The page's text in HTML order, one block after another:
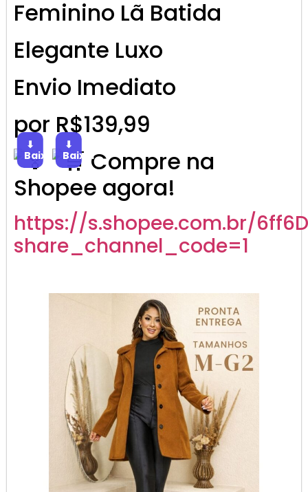
Feminino Lã Batida
Elegante Luxo
Envio Imediato
por R$139,99
⬇
Baixar
⬇
BaixarCompre na
Shopee agora!
https://s.shopee.com.br/
share_channel_code=1